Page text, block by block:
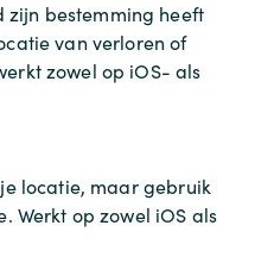
zijn bestemming heeft
van verloren of
zowel op iOS- als
locatie, maar gebruik
Werkt op zowel iOS als